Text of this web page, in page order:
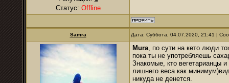
Статус: Offline
Samra Дата: Суббота, 04.07.2020, 21:41 |
Mura, по сути на кето люди
пока ты не употребляешь
Знакомые, кто вегетарианцы
лишнего веса как
никуда не денется.